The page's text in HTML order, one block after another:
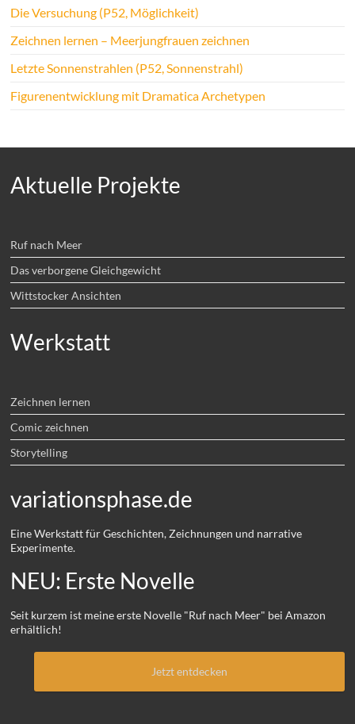
Die Versuchung (P52, Möglichkeit)
Zeichnen lernen – Meerjungfrauen zeichnen
Letzte Sonnenstrahlen (P52, Sonnenstrahl)
Figurenentwicklung mit Dramatica Archetypen
Aktuelle Projekte
Ruf nach Meer
Das verborgene Gleichgewicht
Wittstocker Ansichten
Werkstatt
Zeichnen lernen
Comic zeichnen
Storytelling
variationsphase.de
Eine Werkstatt für Geschichten, Zeichnungen und narrative
Experimente.
NEU: Erste Novelle
Seit kurzem ist meine erste Novelle "Ruf nach Meer" bei Amazon
erhältlich!
Jetzt entdecken